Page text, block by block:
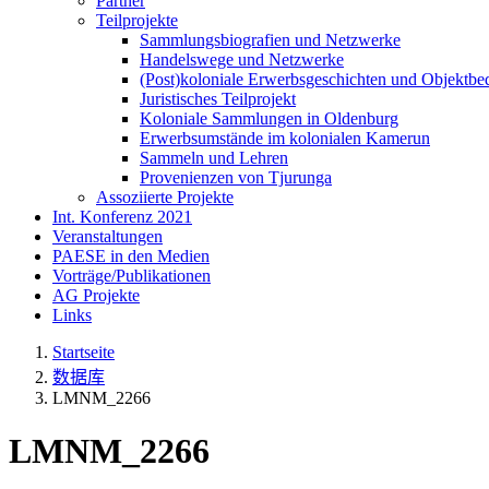
Teilprojekte
Sammlungsbiografien und Netzwerke
Handelswege und Netzwerke
(Post)koloniale Erwerbsgeschichten und
Juristisches Teilprojekt
Koloniale Sammlungen in Oldenburg
Erwerbsumstände im kolonialen Kamerun
Sammeln und Lehren
Provenienzen von Tjurunga
Assoziierte Projekte
Int. Konferenz 2021
Veranstaltungen
PAESE in den Medien
Vorträge/Publikationen
AG Projekte
Links
Startseite
数据库
LMNM_2266
LMNM_2266